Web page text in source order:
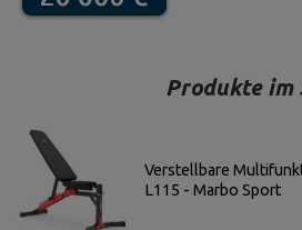
Produkte im
Verstellbare
L115 - Marbo Sport